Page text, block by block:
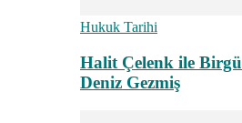
Hukuk Tarihi
Halit Çelenk ile
Deniz Gezmiş